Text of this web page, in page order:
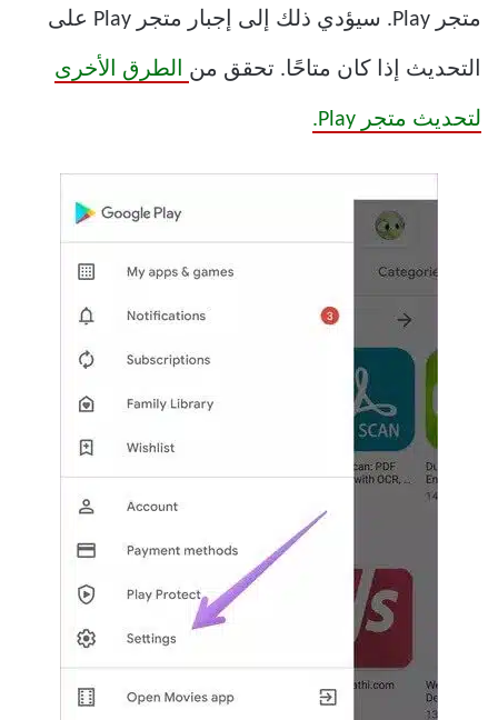
متجر Play. سيؤدي ذلك إلى إجبار متجر Play على
التحديث إذا كان متاحًا. تحقق من الطرق الأخرى
لتحديث متجر Play.